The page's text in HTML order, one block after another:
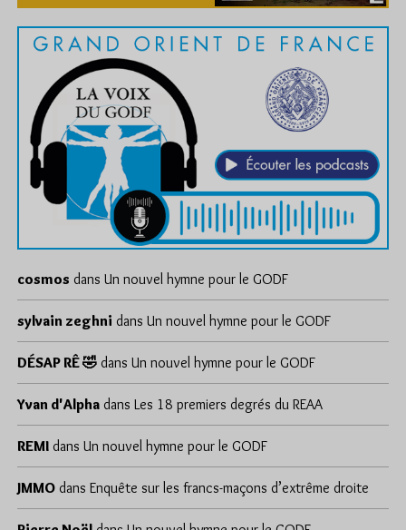
cosmos dans Un nouvel hymne pour le GODF
sylvain zeghni dans Un nouvel hymne pour le GODF
DÉSAP RÊ 🤣 dans Un nouvel hymne pour le GODF
Yvan d'Alpha dans Les 18 premiers degrés du REAA
REMI dans Un nouvel hymne pour le GODF
JMMO dans Enquête sur les francs-maçons d’extrême droite